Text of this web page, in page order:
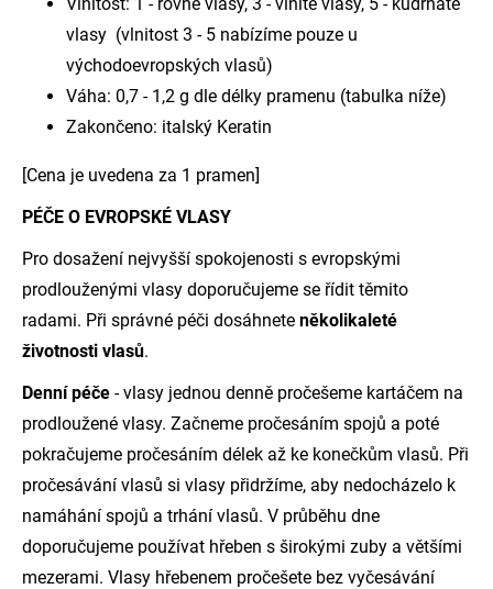
vlasy (vlnitost 3 - 5 nabízíme pouze u
východoevropských vlasů)
Váha: 0,7 - 1,2 g dle délky pramenu (tabulka níže)
Zakončeno: italský Keratin
[Cena je uvedena za 1 pramen]
PÉČE O EVROPSKÉ VLASY
Pro dosažení nejvyšší spokojenosti s evropskými
prodlouženými vlasy doporučujeme se řídit těmito
radami. Při správné péči dosáhnete několikaleté
životnosti vlasů.
Denní péče - vlasy jednou denně pročešeme kartáčem na
prodloužené vlasy. Začneme pročesáním spojů a poté
pokračujeme pročesáním délek až ke konečkům vlasů. Při
pročesávání vlasů si vlasy přidržíme, aby nedocházelo k
namáhání spojů a trhání vlasů. V průběhu dne
doporučujeme používat hřeben s širokými zuby a většími
mezerami. Vlasy hřebenem pročešete bez vyčesávání